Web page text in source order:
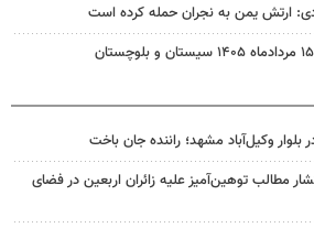
ارتش یمن به نجران حمله کرده است
بلوار وکیل‌آباد مشهد؛ راننده جان باخت
مطالب توهین‌آمیز علیه زائران اربعین در فضای